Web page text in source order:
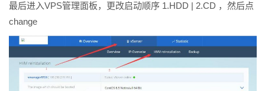
最后进入VPS管理面板，更改启动顺序 1.HDD | 2.CD ，然后点
change